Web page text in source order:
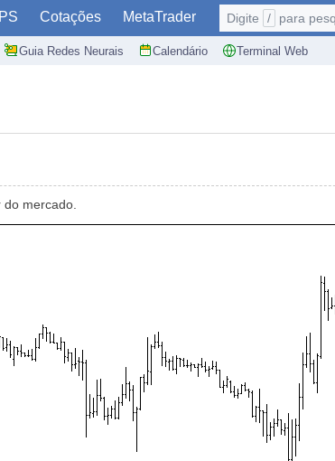
Cotações MetaTrader
Guia Redes Neurais Calendário Terminal Web
Digite / para
do mercado.